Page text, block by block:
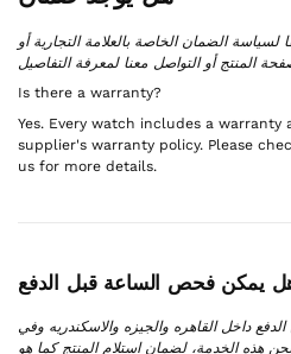
الضمان الخاصة بالعلامة التجارية أو
Is there a warranty?
Yes. Every watch includes a
supplier's warranty policy. Please
us for more details.
يمكن فحص الساعة قبل الدفع
داخل القاهره والجيزه والاسكندريه وفي
هذه الخدمة، لضمان استلام المنتج كما هو